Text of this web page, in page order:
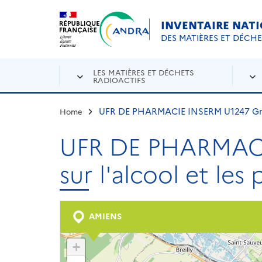
Aller au contenu principal
INVENTAIRE
DES MATIÈRES ET
LES MATIÈRES ET DÉCHETS
RADIOACTIFS
Home UFR DE PHARMACIE INSERM
UFR DE
sur l'alcool et les
AMIENS
+